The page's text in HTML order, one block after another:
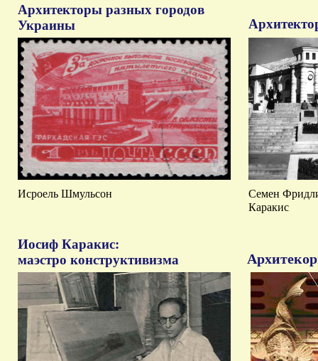
Иосиф Каракис:
маэстро конструктивизма
Семен
Каракис
Исроель Шмульсон
Архитекторы разных городов
Украины